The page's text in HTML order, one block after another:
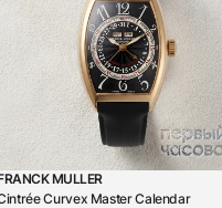
MULLER
Curvex Master Calendar